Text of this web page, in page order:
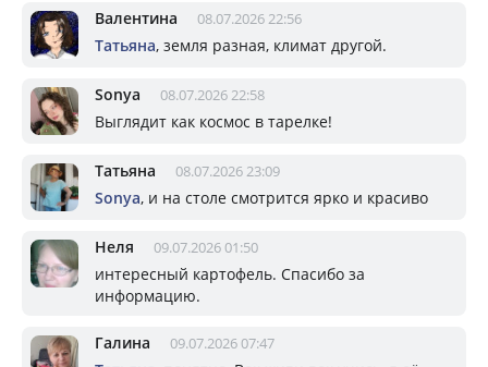
Валентина 08.07.2026 22:56
Татьяна, земля разная, климат другой.
Sonya 08.07.2026 22:58
Выглядит как космос в тарелке!
Татьяна 08.07.2026 23:09
Sonya, и на столе смотрится ярко и красиво
Неля 09.07.2026 01:50
интересный картофель. Спасибо за
информацию.
Галина 09.07.2026 07:47